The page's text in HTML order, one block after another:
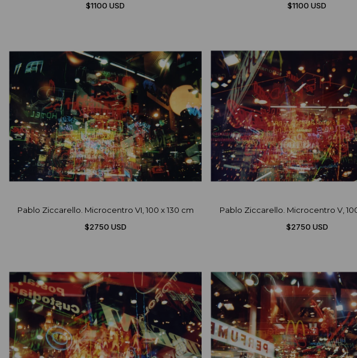
$1100 USD
$1100 USD
Pablo Ziccarello. Microcentro VI, 100 x 130 cm
$2750 USD
Pablo Ziccarello. Microcentro V,
$2750 USD